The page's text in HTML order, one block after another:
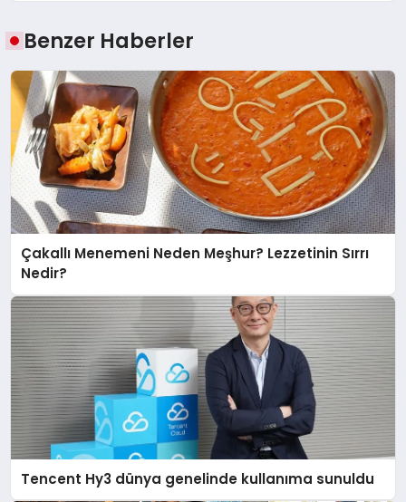
Benzer Haberler
Çakallı Menemeni Neden Meşhur? Lezzetinin Sırrı
Nedir?
Tencent Hy3 dünya genelinde kullanıma sunuldu